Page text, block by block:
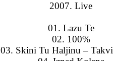
2007. Live
01. Lazu Te
02. 100%
03. Skini Tu Haljinu –